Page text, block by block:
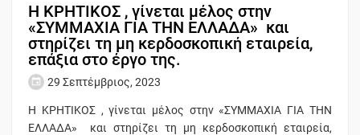
Η ΚΡΗΤΙΚΟΣ , γίνεται μέλος στην
«ΣΥΜΜΑΧΙΑ ΓΙΑ ΤΗΝ ΕΛΛΑΔΑ» και
στηρίζει τη μη κερδοσκοπική εταιρεία,
επάξια στο έργο της.
29 Σεπτέμβριος, 2023
Η ΚΡΗΤΙΚΟΣ , γίνεται μέλος στην «ΣΥΜΜΑΧΙΑ ΓΙΑ ΤΗΝ
ΕΛΛΑΔΑ» και στηρίζει τη μη κερδοσκοπική εταιρεία,